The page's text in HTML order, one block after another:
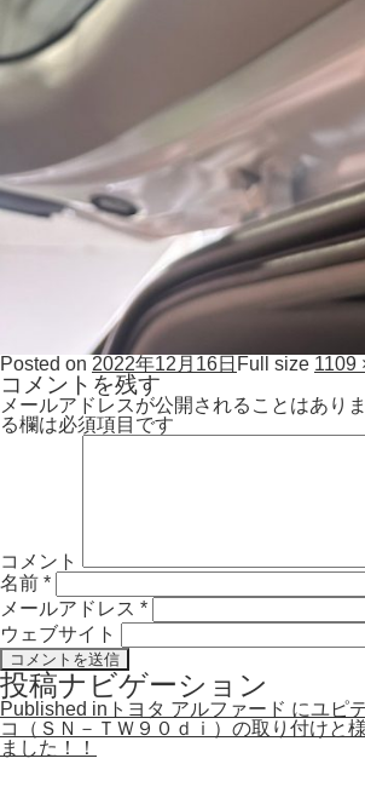
Posted on 2022年12月16日 Full size 1109
コメントを残す
メールアドレスが公開されることはありま
る欄は必須項目です
コメント
名前 *
メールアドレス *
ウェブサイト
投稿ナビゲーション
Published in トヨタ アルファード にユピ
コ（ＳＮ－ＴＷ９０ｄｉ）の取り付けと
ました！！